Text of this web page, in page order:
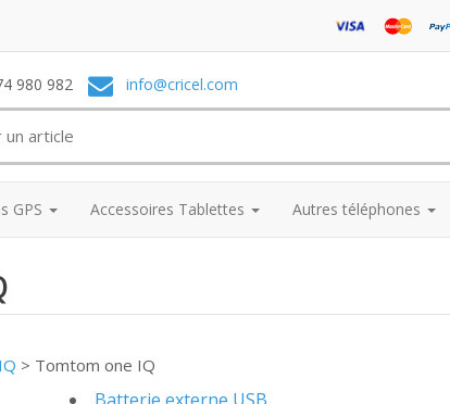
980 982 info@cricel.com
GPS Accessoires Tablettes Autres téléphones
> Tomtom one IQ